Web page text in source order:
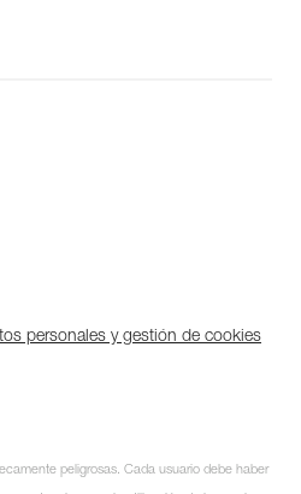
personales y gestión de cookies
peligrosas. Cada usuario debe haber